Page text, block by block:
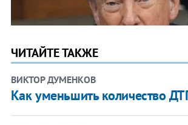
ЧИТАЙТЕ ТАКЖЕ
ВИКТОР ДУМЕНКОВ
Как уменьшить количество